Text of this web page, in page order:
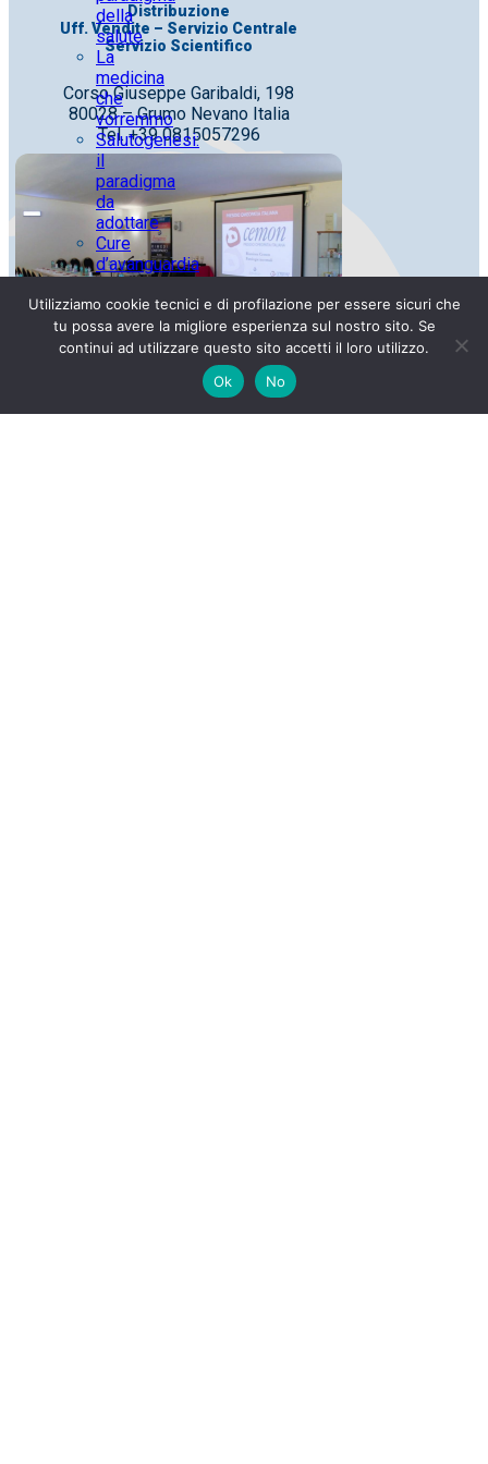
della
salute
La
medicina
che
vorremmo
Salutogenesi:
il
paradigma
da
adottare
Cure
d’avanguardia
su
conoscenze
antiche
vocazione
Distribuzione
Uff. Vendite – Servizio Centrale
Servizio Scientifico
Corso Giuseppe Garibaldi, 198
80028 – Grumo Nevano Italia
Tel. +39 0815057296
Utilizziamo cookie tecnici e di profilazione per essere sicuri che
tu possa avere la migliore esperienza sul nostro sito. Se
continui ad utilizzare questo sito accetti il loro utilizzo.
Ok
No